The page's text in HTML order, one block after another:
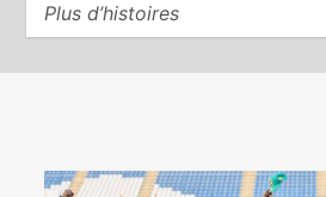
Plus d’histoires